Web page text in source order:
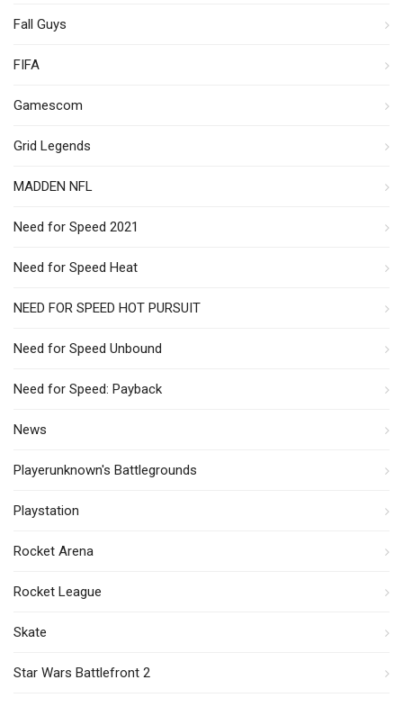
Fall Guys
FIFA
Gamescom
Grid Legends
MADDEN NFL
Need for Speed 2021
Need for Speed Heat
NEED FOR SPEED HOT PURSUIT
Need for Speed Unbound
Need for Speed: Payback
News
Playerunknown's Battlegrounds
Playstation
Rocket Arena
Rocket League
Skate
Star Wars Battlefront 2